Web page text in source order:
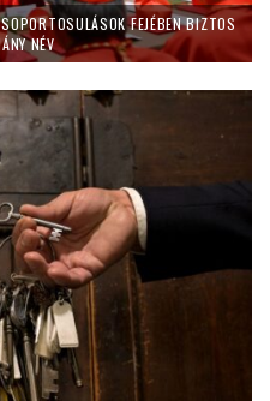
FEJÉBEN BIZTOS
NÉV